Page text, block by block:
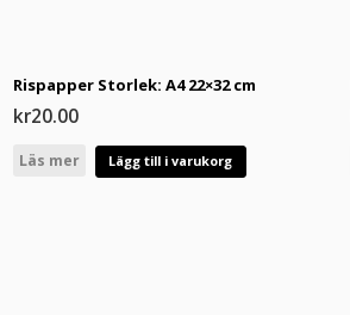
Rispapper Storlek: A4 22×32 cm
kr20.00
Läs mer Lägg till i varukorg